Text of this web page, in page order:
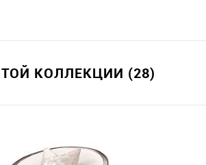
КОЛЛЕКЦИИ (28)